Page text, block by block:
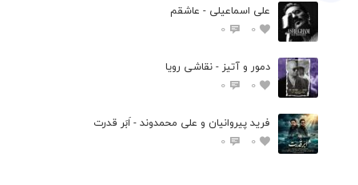
علی اسماعیلی - عاشقم
0
0
دمور و آتیز - نقاشی رویا
0
0
فرید پیروانیان و علی محمدوند - اَبَر قدرت
0
0